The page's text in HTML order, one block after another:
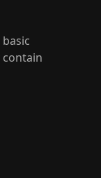
Research" -